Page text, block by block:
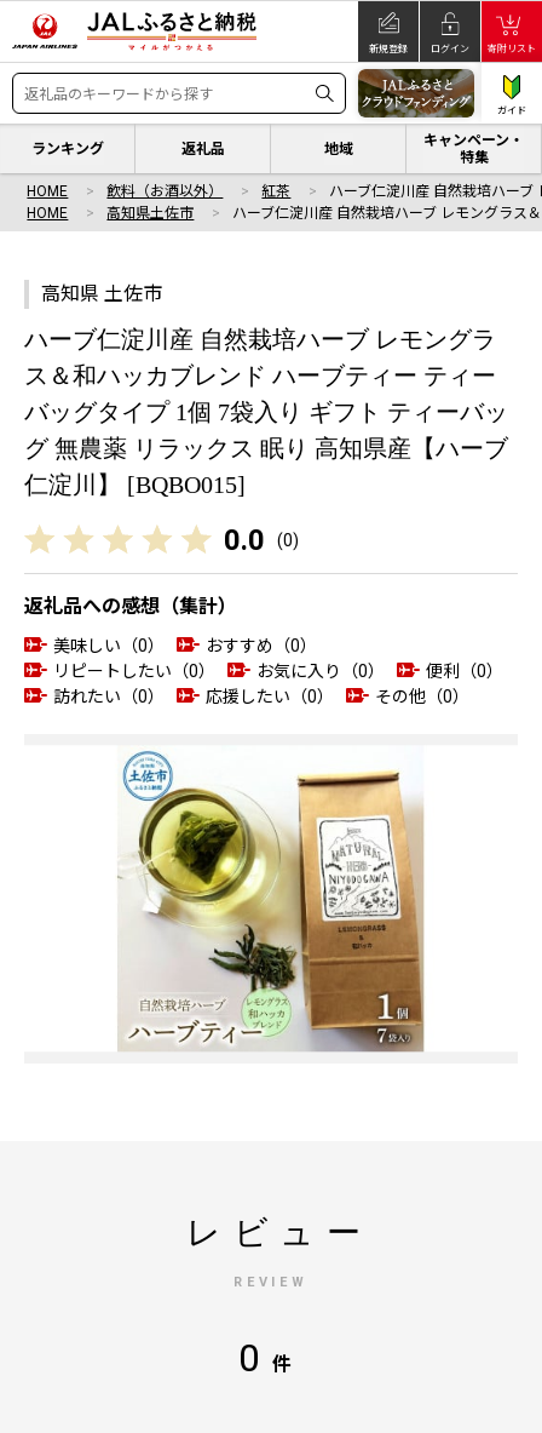
新規登録 ログイン 寄附リスト
ガイド
ランキング 返礼品 地域
キャンペーン・
特集
HOME 飲料（お酒以外） 紅茶
ハーブ仁淀川産 自然栽培ハー
HOME
高知県土佐市 ハーブ仁淀川産 自然栽培ハーブ レモングラス
高知県 土佐市
ハーブ仁淀川産 自然栽培ハーブ レモングラ
ス＆和ハッカブレンド ハーブティー ティー
バッグタイプ 1個 7袋入り ギフト ティーバッ
グ 無農薬 リラックス 眠り 高知県産【ハーブ
仁淀川】 [BQBO015]
0.0 (0)
返礼品への感想（集計）
美味しい（0）
おすすめ（0）
リピートしたい（0）
お気に入り（0）
便利（0）
訪れたい（0）
応援したい（0） その他（0）
レビュー
REVIEW
0 件